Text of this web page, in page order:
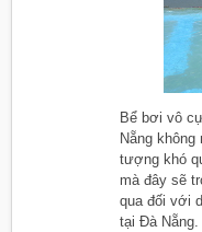
Bể bơi vô
Nẵng
tượng khó
mà đây sẽ
qua đối với
tại Đà